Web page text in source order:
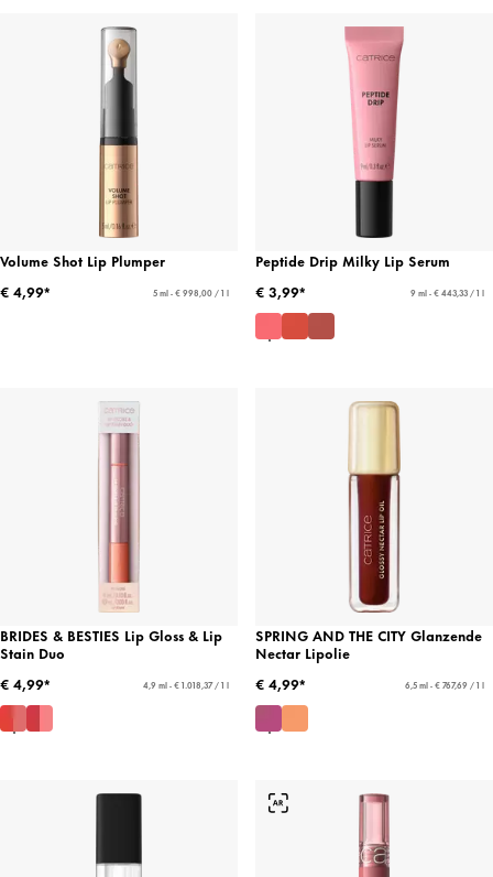
Volume Shot Lip Plumper
€ 4,99*
5 ml - € 998,00 / 1 l
Peptide Drip Milky Lip Serum
€ 3,99*
9 ml - € 443,33 / 1 l
BRIDES & BESTIES Lip Gloss & Lip
Stain Duo
€ 4,99*
4,9 ml - € 1.018,37 / 1 l
SPRING AND THE CITY Glanzende
Nectar Lipolie
€ 4,99*
6,5 ml - € 767,69 / 1 l